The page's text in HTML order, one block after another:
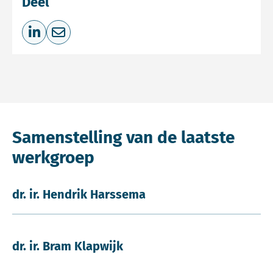
Deel op LinkedIn
Deel via e-mail
Samenstelling van de laatste
werkgroep
dr. ir. Hendrik Harssema
dr. ir. Bram Klapwijk